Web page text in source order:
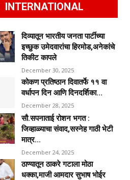
INTERNATIONAL
दिव्यातून भारतीय जनता पार्टीच्या
इच्छुक उमेदवारांचा हिरमोड,अनेकांचे
तिकीट कापले
December 30, 2025
कोकण प्रतिष्ठान दिवातर्फे ११ वा
वर्धापन दिन आणि दिनदर्शिका...
December 28, 2025
सौ.सपनाताई रोशन भगत :
जिव्हाळ्याचा संवाद,सस्नेह गाठी भेटी
मात्र...
December 24, 2025
ठाण्यातून ठाकरे गटाला मोठा
धक्का,माजी आमदार सुभाष भोईर